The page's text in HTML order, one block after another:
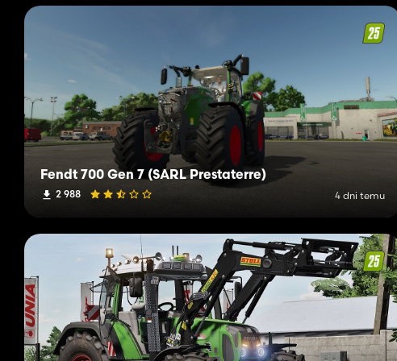
Fendt 700 Gen 7 (SARL Prestaterre)
2 988 4 dni temu